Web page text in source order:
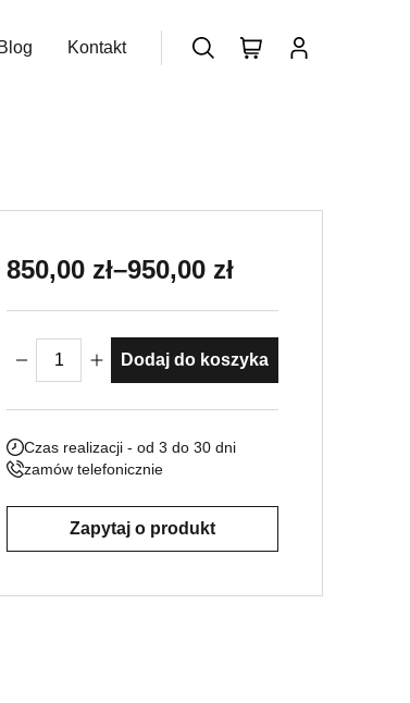
Blog Kontakt
850,00 zł–950,00 zł
Zakres cen: od 850,00 zł do
ilość Umywalka ogrodowa Crema Piccola
Dodaj do koszyka
Czas realizacji - od 3 do 30 dni
zamów telefonicznie
Zapytaj o produkt